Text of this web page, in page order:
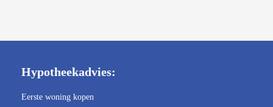
Hypotheekadvies:
Eerste woning kopen